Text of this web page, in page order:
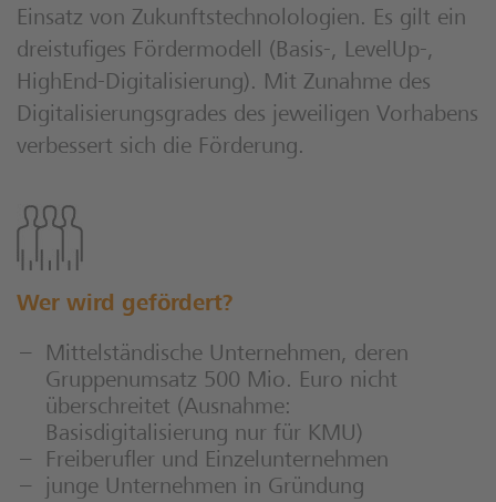
Einsatz von Zukunftstechnolologien. Es gilt ein
dreistufiges Fördermodell (Basis-, LevelUp-,
HighEnd-Digitalisierung). Mit Zunahme des
Digitalisierungsgrades des jeweiligen Vorhabens
verbessert sich die Förderung.
Wer wird gefördert?
Mittelständische Unternehmen, deren
Gruppenumsatz 500 Mio. Euro nicht
überschreitet (Ausnahme:
Basisdigitalisierung nur für KMU)
Freiberufler und Einzelunternehmen
junge Unternehmen in Gründung